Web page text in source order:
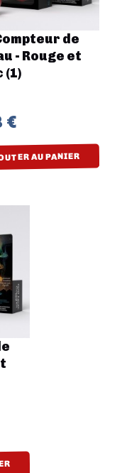
de
- Rouge et
(1)
€
AU PANIER